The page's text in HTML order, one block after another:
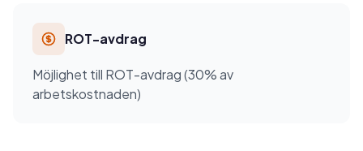
ROT-avdrag
Möjlighet till ROT-avdrag (30% av
arbetskostnaden)